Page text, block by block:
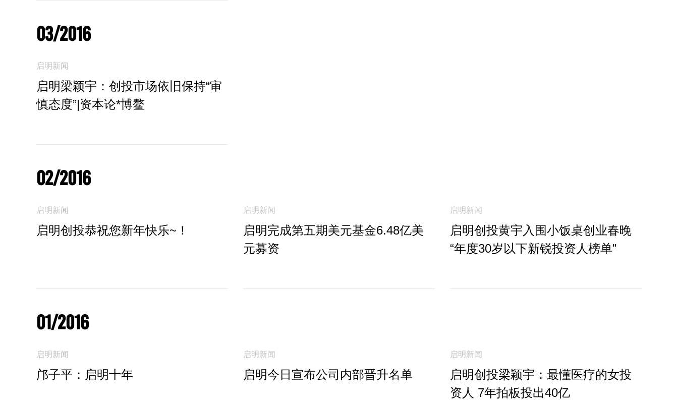
03/2016
启明新闻
启明梁颖宇：创投市场依旧保持“审
慎态度”|资本论*博鳌
02/2016
启明新闻
启明创投恭祝您新年快乐~！
启明新闻
启明完成第五期美元基金6.48亿美
元募资
启明新闻
启明创投黄宇入围小饭桌创业春晚
“年度30岁以下新锐投资人榜单”
01/2016
启明新闻
邝子平：启明十年
启明新闻
启明今日宣布公司内部晋升名单
启明新闻
启明创投梁颖宇：最懂医疗的女投
资人 7年拍板投出40亿